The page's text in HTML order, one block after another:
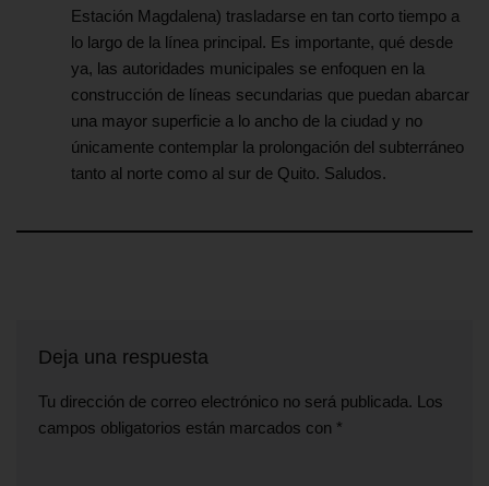
Estación Magdalena) trasladarse en tan corto tiempo a
lo largo de la línea principal. Es importante, qué desde
ya, las autoridades municipales se enfoquen en la
construcción de líneas secundarias que puedan abarcar
una mayor superficie a lo ancho de la ciudad y no
únicamente contemplar la prolongación del subterráneo
tanto al norte como al sur de Quito. Saludos.
Deja una respuesta
Tu dirección de correo electrónico no será publicada. Los
campos obligatorios están marcados con *